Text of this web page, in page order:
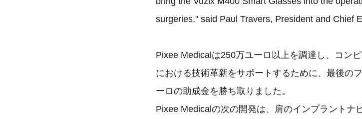
surgeries," said Paul Travers, President and Chief
Pixee Medicalは250万ユーロ以上を調達し、コン
における技術革新をサポートするために、最後の
ーロの助成金を勝ち取りました。
Pixee Medicalの次の開発は、肩のインプラントナ